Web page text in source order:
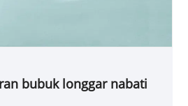
bubuk longgar nabati